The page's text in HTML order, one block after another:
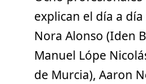
explican el día a
Nora Alonso (Iden
Manuel Lópe
de Murcia), Aaron